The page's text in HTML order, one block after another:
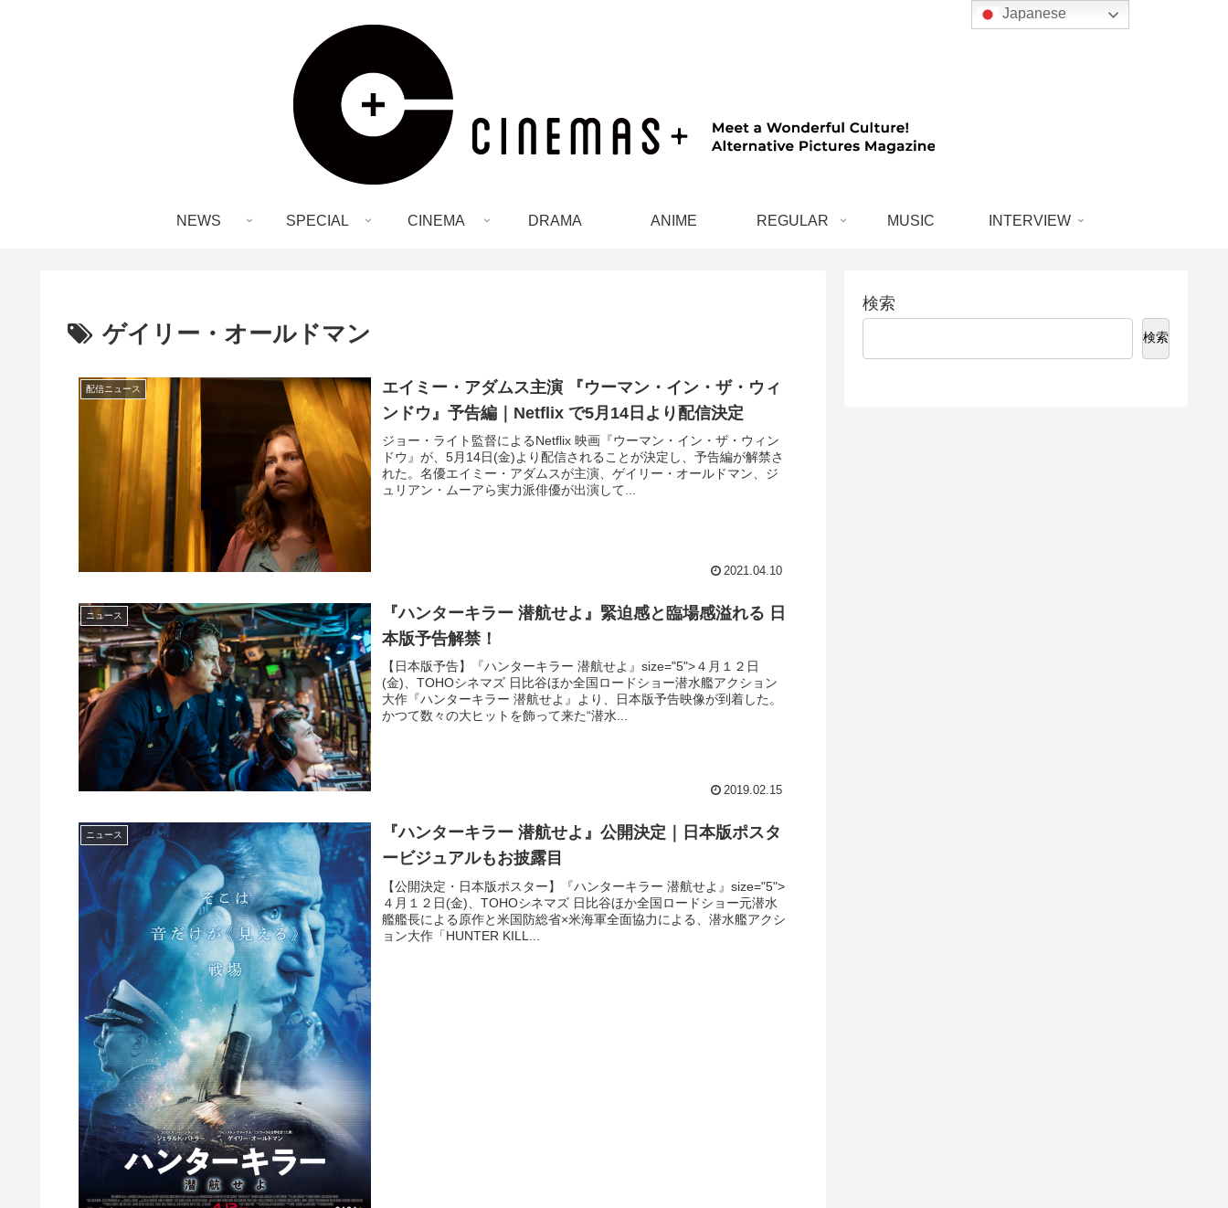
NEWS SPECIAL CINEMA DRAMA ANIME REGULAR MUSIC INTERVIEW
ゲイリー・オールドマン
配信ニュース
エイミー・アダムス主演 『ウーマン・イン・ザ・ウィ
ンドウ』予告編｜Netflix で5月14日より配信決定
ジョー・ライト監督によるNetflix 映画『ウーマン・イン・ザ・ウィン
ドウ』が、5月14日(金)より配信されることが決定し、予告編が解禁さ
れた。名優エイミー・アダムスが主演、ゲイリー・オールドマン、ジ
ュリアン・ムーアら実力派俳優が出演して...
2021.04.10
ニュース
『ハンターキラー 潜航せよ』緊迫感と臨場感溢れる 日
本版予告解禁！
【日本版予告】『ハンターキラー 潜航せよ』size="5">４月１２日
(金)、TOHOシネマズ 日比谷ほか全国ロードショー潜水艦アクション
大作『ハンターキラー 潜航せよ』より、日本版予告映像が到着した。
かつて数々の大ヒットを飾って来た“潜水...
2019.02.15
ニュース
『ハンターキラー 潜航せよ』公開決定｜日本版ポスタ
ービジュアルもお披露目
【公開決定・日本版ポスター】『ハンターキラー 潜航せよ』size="5">
４月１２日(金)、TOHOシネマズ 日比谷ほか全国ロードショー元潜水
艦艦長による原作と米国防総省×米海軍全面協力による、潜水艦アクシ
ョン大作「HUNTER KILL...
検索
検索
Japanese